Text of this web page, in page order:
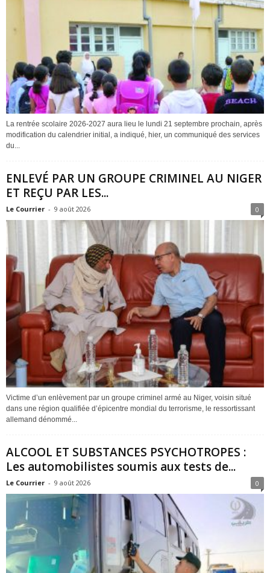
La rentrée scolaire 2026-2027 aura lieu le lundi 21 septembre prochain, après
modification du calendrier initial, a indiqué, hier, un communiqué des services
du...
ENLEVÉ PAR UN GROUPE CRIMINEL AU NIGER
ET REÇU PAR LES...
Le Courrier - 9 août 2026 0
Victime d’un enlèvement par un groupe criminel armé au Niger, voisin situé
dans une région qualifiée d’épicentre mondial du terrorisme, le ressortissant
allemand dénommé...
ALCOOL ET SUBSTANCES PSYCHOTROPES :
Les automobilistes soumis aux tests de...
Le Courrier - 9 août 2026 0